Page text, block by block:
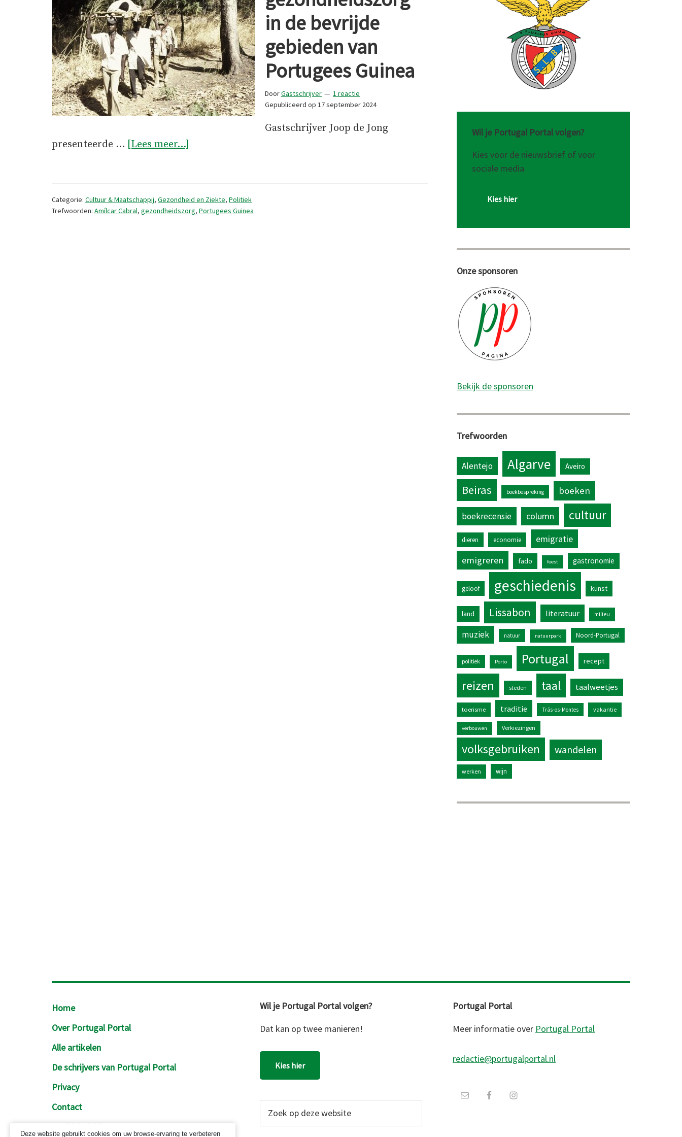
in de bevrijde
gebieden van
Portugees Guinea
DoorGastschrijver
1 reactie
Gepubliceerd op 17 september 2024
Gastschrijver Joop de Jong
presenteerde … [Lees meer...]
bevrijde
Categorie: Cultuur & Maatschappij, Gezondheid en Ziekte, Politiek
Trefwoorden: Amílcar Cabral, gezondheidszorg, Portugees Guinea
Wil je Portugal Portal volgen?
Kies voor de nieuwsbrief of voor
sociale media
Kies hier
Onze sponsoren
Bekijk de sponsoren
Trefwoorden
Alentejo Algarve Aveiro
Beiras boekbespreking boeken
boekrecensie column cultuur
dieren economie
emigratie
emigreren
fado feest gastronomie
geloof geschiedenis kunst
land Lissabon literatuur milieu
muziek natuur natuurpark Noord-Portugal
politiek Porto Portugal recept
reizen steden taal taalweetjes
toerisme traditie Trás-os-Montes vakantie
verbouwen Verkiezingen
volksgebruiken wandelen
werken wijn
Footer
Home
Over Portugal Portal
Alle artikelen
De schrijvers van Portugal Portal
Privacy
Contact
Cookiebeleid
Wil je Portugal Portal volgen?
Dat kan op twee manieren!
Kies hier
Portugal Portal
Meer informatie over Portugal Portal
redactie@portugalportal.nl
Deze website gebruikt cookies om uw browse-ervaring te verbeteren